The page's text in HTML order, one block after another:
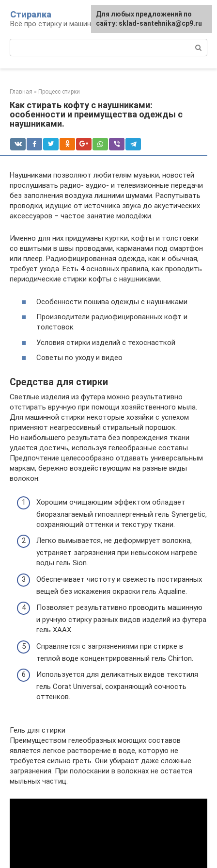
контенту
Стиралка
Всё про стирку и машинки
Главная » Процесс стирки
Как стирать кофту с наушниками:
особенности и преимущества одежды с
наушниками.
Наушниками позволяют любителям музыки, новостей
прослушивать радио- аудио- и телевизионные передачи
без заполнения воздуха лишними шумами. Распутывать
проводки, идущие от источника звука до акустических
аксессуаров – частое занятие молодёжи.
Именно для них придуманы куртки, кофты и толстовки
со вшитыми в швы проводами, карманами под смартфон
или плеер. Радиофицированная одежда, как и обычная,
требует ухода. Есть 4 основных правила, как проводить
периодические стирки кофты с наушниками.
Особенности пошива одежды с наушниками
Производители радиофицированных кофт и
толстовок
Условия стирки изделий с техоснасткой
Советы по уходу и видео
Средства для стирки
Светлые изделия из футера можно результативно
отстирать вручную при помощи хозяйственного мыла.
Для машинной стирки некоторые хозяйки с успехом
применяют неагрессивный стиральный порошок.
Но наибольшего результата без повреждения ткани
удается достичь, используя гелеобразные составы.
Предпочтение целесообразно отдавать универсальным
маркам, бережно воздействующим на разные виды
волокон:
Хорошим очищающим эффектом обладает
биоразлагаемый гипоаллергенный гель Synergetic,
сохраняющий оттенки и текстуру ткани.
Легко вымывается, не деформирует волокна,
устраняет загрязнения при невысоком нагреве
воды гель Sion.
Обеспечивает чистоту и свежесть постиранных
вещей без искажения окраски гель Aqualine.
Позволяет результативно проводить машинную
и ручную стирку разных видов изделий из футера
гель ХААХ.
Справляется с загрязнениями при стирке в
теплой воде концентрированный гель Chirton.
Используется для деликатных видов текстиля
гель Corat Universal, сохраняющий сочность
оттенков.
Гель для стирки
Преимуществом гелеобразных моющих составов
является легкое растворение в воде, которую не
требуется сильно греть. Они убирают даже сложные
загрязнения. При полоскании в волокнах не остается
мыльных частиц.
Для любых предложений по
сайту: sklad-santehnika@cp9.ru